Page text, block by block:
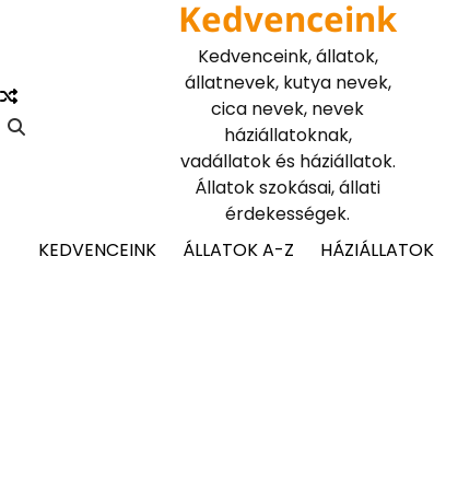
Kedvenceink
Kedvenceink, állatok,
állatnevek, kutya nevek,
cica nevek, nevek
háziállatoknak,
vadállatok és háziállatok.
Állatok szokásai, állati
érdekességek.
KEDVENCEINK
ÁLLATOK A-Z HÁZIÁLLATOK